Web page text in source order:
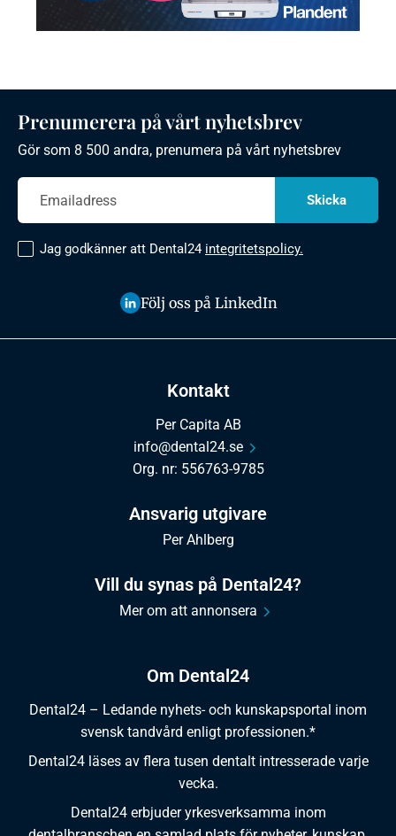
Om Dental24
Dental24 – Ledande nyhets- och kunskapsportal inom
svensk tandvård enligt professionen.*
Dental24 läses av flera tusen dentalt intresserade varje
vecka.
Dental24 erbjuder yrkesverksamma inom
Kontakt
Per Capita AB
info@dental24.se
Org. nr: 556763-9785
Ansvarig utgivare
Per Ahlberg
Vill du synas på Dental24?
Mer om att annonsera
Prenumerera på vårt nyhetsbrev
Gör som 8 500 andra, prenumera på vårt nyhetsbrev
Jag godkänner att Dental24 integritetspolicy.
Följ oss på LinkedIn